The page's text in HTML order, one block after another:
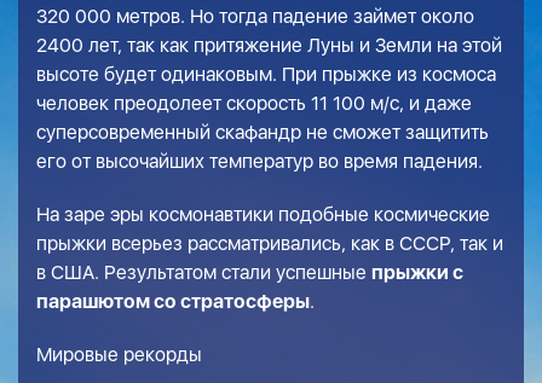
320 000 метров. Но тогда падение займет около
2400 лет, так как притяжение Луны и Земли на этой
высоте будет одинаковым. При прыжке из космоса
человек преодолеет скорость 11 100 м/с, и даже
суперсовременный скафандр не сможет защитить
его от высочайших температур во время падения.
На заре эры космонавтики подобные космические
прыжки всерьез рассматривались, как в СССР, так и
в США. Результатом стали успешные прыжки с
парашютом со стратосферы.
Мировые рекорды